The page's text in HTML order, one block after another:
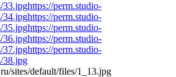
33.jpghttps://perm.studio-
34.jpghttps://perm.studio-
35.jpghttps://perm.studio-
36.jpghttps://perm.studio-
37.jpghttps://perm.studio-
38.jpg
sites/default/files/1_13.jpg